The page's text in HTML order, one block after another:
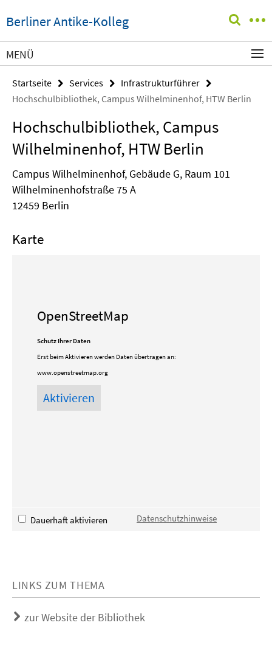
direkt
zu
Inhalt
Berliner Antike-Kolleg
Service-
MENÜ
Startseite Services
Infrastrukturführer
Hochschulbibliothek, Campus Wilhelminenhof, HTW Berlin
Hochschulbibliothek, Campus
Wilhelminenhof, HTW Berlin
Campus Wilhelminenhof, Gebäude G, Raum 101
Wilhelminenhofstraße 75 A
12459 Berlin
Karte
OpenStreetMap
Schutz Ihrer Daten
Erst beim Aktivieren werden Daten übertragen an:
www.openstreetmap.org
Dauerhaft aktivieren Datenschutzhinweise
LINKS ZUM THEMA
zur Website der Bibliothek